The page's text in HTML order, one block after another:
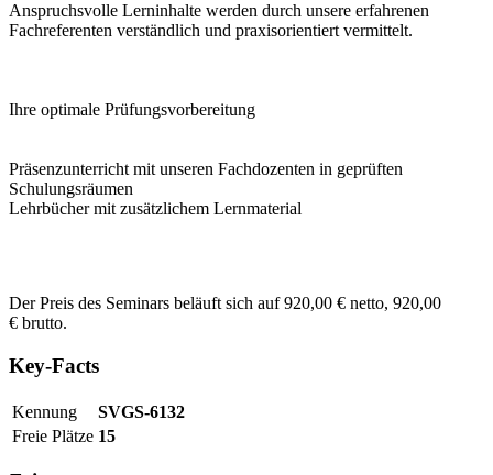
Anspruchsvolle Lerninhalte werden durch unsere erfahrenen
Fachreferenten verständlich und praxisorientiert vermittelt.
Ihre optimale Prüfungsvorbereitung
Präsenzunterricht mit unseren Fachdozenten in geprüften
Schulungsräumen
Lehrbücher mit zusätzlichem Lernmaterial
Der Preis des Seminars beläuft sich auf 920,00 € netto, 920,00
€ brutto.
Key-Facts
Kennung
SVGS-6132
Freie Plätze 15